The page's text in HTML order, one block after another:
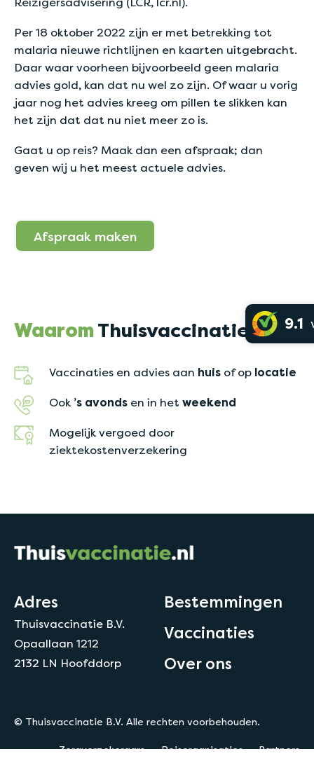
Per 18 oktober 2022 zijn er met betrekking tot
malaria nieuwe richtlijnen en kaarten uitgebracht.
Daar waar voorheen bijvoorbeeld geen malaria
advies gold, kan dat nu wel zo zijn. Of waar u vorig
jaar nog het advies kreeg om pillen te slikken kan
het zijn dat dat nu niet meer zo is.
Gaat u op reis? Maak dan een afspraak; dan
geven wij u het meest actuele advies.
Afspraak maken
WaaromThuisvaccinatie
Vaccinaties en advies aan huis of op locatie
Ook’s avonds en in het weekend
Mogelijk vergoed door
ziektekostenverzekering
9.1
Adres
Thuisvaccinatie B.V.
Opaallaan 1212
2132 LN Hoofddorp
Bestemmingen
Vaccinaties
Over ons
© Thuisvaccinatie B.V. Alle rechten voorbehouden.
Zorgverzekeraars Reisorganisaties
Partners